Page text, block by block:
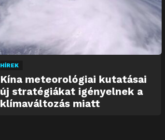
HÍREK
Kína meteorológiai kutatásai
új stratégiákat igényelnek a
klímaváltozás miatt